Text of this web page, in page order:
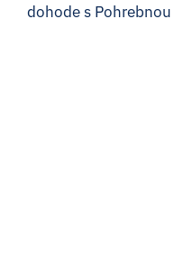
dohode s